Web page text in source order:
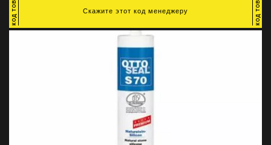
Скажите этот код менеджеру